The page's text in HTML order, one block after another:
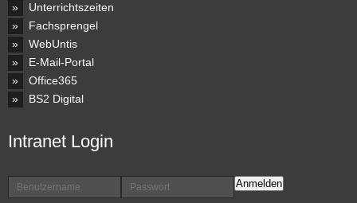
Unterrichtszeiten
Fachsprengel
WebUntis
E-Mail-Portal
Office365
BS2 Digital
Intranet Login
Anmelden